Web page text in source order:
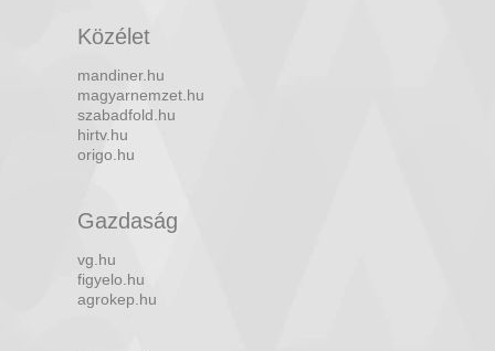
Közélet
mandiner.hu
magyarnemzet.hu
szabadfold.hu
hirtv.hu
origo.hu
Gazdaság
vg.hu
figyelo.hu
agrokep.hu